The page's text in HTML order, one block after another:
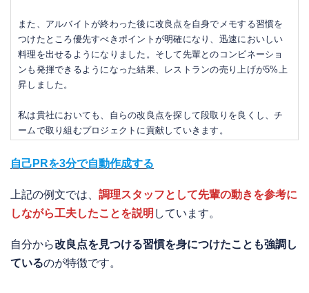
また、アルバイトが終わった後に改良点を自身でメモする習慣を
つけたところ優先すべきポイントが明確になり、迅速においしい
料理を出せるようになりました。そして先輩とのコンビネーショ
ンも発揮できるようになった結果、レストランの売り上げが5%上
昇しました。
私は貴社においても、自らの改良点を探して段取りを良くし、チ
ームで取り組むプロジェクトに貢献していきます。
自己PRを3分で自動作成する
上記の例文では、 調理スタッフとして先輩の動きを参考に
しながら工夫したことを説明 しています。
自分から改良点を見つける習慣を身につけたことも強調し
ているのが特徴です。